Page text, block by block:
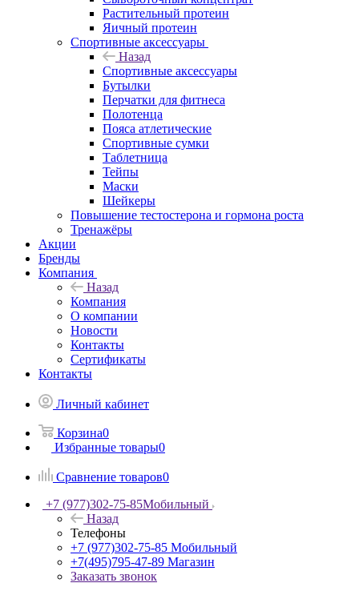
Растительный протеин
Яичный протеин
Спортивные аксессуары
Назад
Спортивные аксессуары
Бутылки
Перчатки для фитнеса
Полотенца
Пояса атлетические
Спортивные сумки
Таблетница
Тейпы
Маски
Шейкеры
Повышение тестостерона и гормона роста
Тренажёры
Акции
Бренды
Компания
Назад
Компания
О компании
Новости
Контакты
Сертификаты
Контакты
Личный кабинет
Корзина0
Избранные товары0
Сравнение товаров0
+7 (977)302-75-85Мобильный
Назад
Телефоны
+7 (977)302-75-85 Мобильный
+7(495)795-47-89 Магазин
Заказать звонок